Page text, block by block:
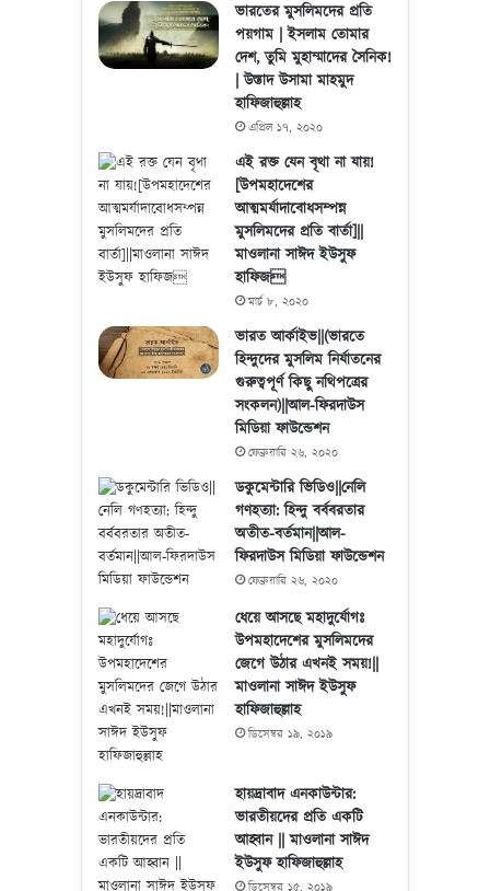
ভারতের মুসলিমদের প্রতি
পয়গাম | ইসলাম তোমার
দেশ, তুমি মুহাম্মাদের সৈনিক!
| উস্তাদ উসামা মাহমুদ
হাফিজাহুল্লাহ
এপ্রিল ১৭, ২০২০
এই রক্ত যেন বৃথা না যায়!
[উপমহাদেশের
আত্মমর্যাদাবোধসম্পন্ন
মুসলিমদের প্রতি বার্তা]||
মাওলানা সাঈদ ইউসুফ
হাফিজ
মার্চ ৮, ২০২০
ভারত আর্কাইভ||(ভারতে
হিন্দুদের মুসলিম নির্যাতনের
গুরুত্বপূর্ণ কিছু নথিপত্রের
সংকলন)||আল-ফিরদাউস
মিডিয়া ফাউন্ডেশন
ফেব্রুয়ারি ২৬, ২০২০
ডকুমেন্টারি ভিডিও||নেলি
গণহত্যা: হিন্দু বর্ববরতার
অতীত-বর্তমান||আল-
ফিরদাউস মিডিয়া ফাউন্ডেশন
ফেব্রুয়ারি ২৬, ২০২০
ধেয়ে আসছে মহাদুর্যোগঃ
উপমহাদেশের মুসলিমদের
জেগে উঠার এখনই সময়!||
মাওলানা সাঈদ ইউসুফ
হাফিজাহুল্লাহ
ডিসেম্বর ১৯, ২০১৯
হায়দ্রাবাদ এনকাউন্টার:
ভারতীয়দের প্রতি একটি
আহ্বান || মাওলানা সাঈদ
ইউসুফ হাফিজাহুল্লাহ
ডিসেম্বর ১৫, ২০১৯